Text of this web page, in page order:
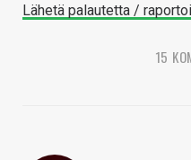
Lähetä palautetta /
15